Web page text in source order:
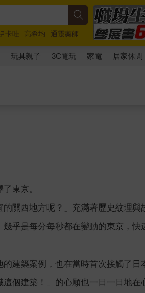
卡哇 高希均
通靈藥師
跑
玩具親子 3C電玩 家電 居家休閒
東京。
關西地方呢？」充滿著歷史紋理與
乎是每分每秒都在變動的東京，快
建築案例，也在當時首次接觸了日
個建築！」的心願也一日一日地